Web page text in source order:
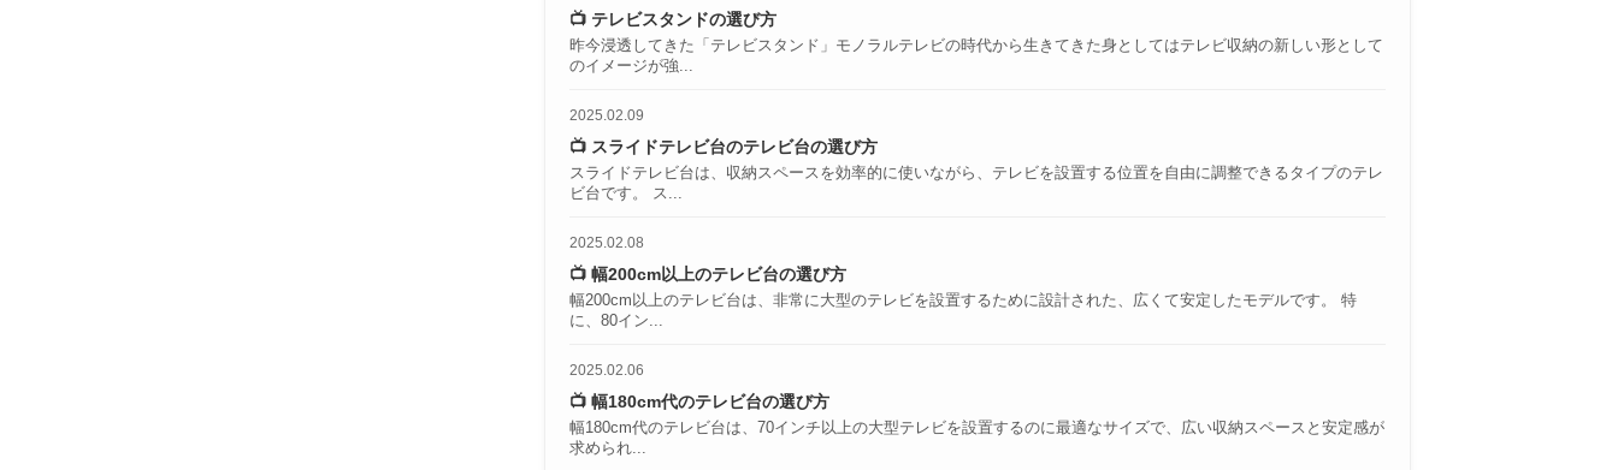
📺 テレビスタンドの選び方
昨今浸透してきた「テレビスタンド」モノラルテレビの時代から生きてきた身としてはテレビ収納の新しい形として
のイメージが強...
2025.02.09
📺 スライドテレビ台のテレビ台の選び方
スライドテレビ台は、収納スペースを効率的に使いながら、テレビを設置する位置を自由に調整できるタイプのテレ
ビ台です。 ス...
2025.02.08
📺 幅200cm以上のテレビ台の選び方
幅200cm以上のテレビ台は、非常に大型のテレビを設置するために設計された、広くて安定したモデルです。 特
に、80イン...
2025.02.06
📺 幅180cm代のテレビ台の選び方
幅180cm代のテレビ台は、70インチ以上の大型テレビを設置するのに最適なサイズで、広い収納スペースと安定感が
求められ...